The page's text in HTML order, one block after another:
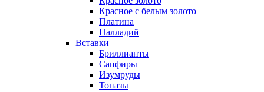
Красное с белым золото
Платина
Палладий
Вставки
Бриллианты
Сапфиры
Изумруды
Топазы